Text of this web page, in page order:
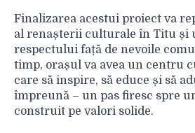
Finalizarea acestui proiect va
al renașterii culturale în Titu și
respectului față de nevoile
timp, orașul va avea un centru
care să inspire, să educe și să
împreună – un pas firesc spre
construit pe valori solide.